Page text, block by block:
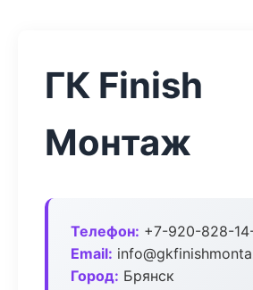
ГК Finish
Монтаж
Телефон: +7-920-828-
Email:
Город: Брянск